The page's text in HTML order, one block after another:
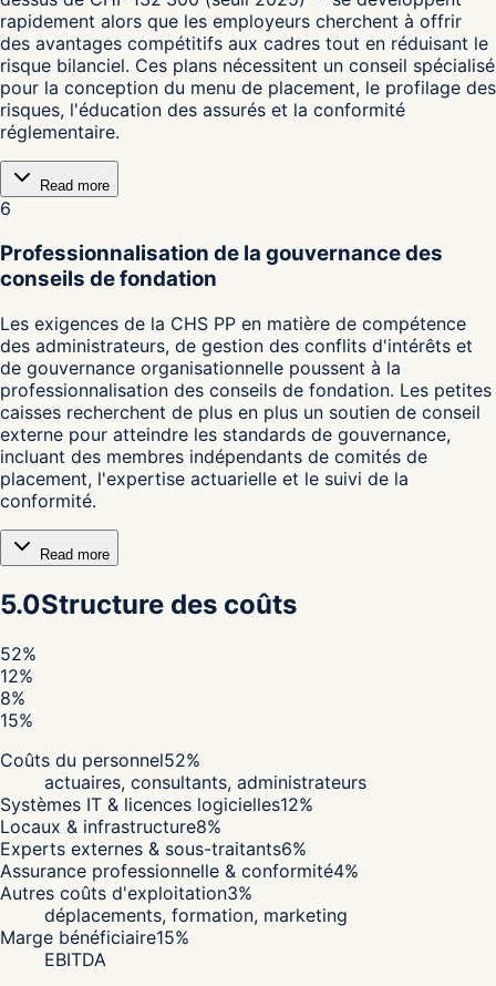
rapidement alors que les employeurs cherchent à offrir
des avantages compétitifs aux cadres tout en réduisant le
risque bilanciel. Ces plans nécessitent un conseil spécialisé
pour la conception du menu de placement, le profilage des
risques, l'éducation des assurés et la conformité
réglementaire.
Read more
6
Professionnalisation de la gouvernance des
conseils de fondation
Les exigences de la CHS PP en matière de compétence
des administrateurs, de gestion des conflits d'intérêts et
de gouvernance organisationnelle poussent à la
professionnalisation des conseils de fondation. Les petites
caisses recherchent de plus en plus un soutien de conseil
externe pour atteindre les standards de gouvernance,
incluant des membres indépendants de comités de
placement, l'expertise actuarielle et le suivi de la
conformité.
Read more
5.0Structure des coûts
52%
12%
8%
15%
Coûts du personnel52%
actuaires, consultants, administrateurs
Systèmes IT & licences logicielles12%
Locaux & infrastructure8%
Experts externes & sous-traitants6%
Assurance professionnelle & conformité4%
Autres coûts d'exploitation3%
déplacements, formation, marketing
Marge bénéficiaire15%
EBITDA